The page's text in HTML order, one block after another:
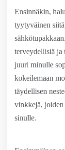
Ensinnäkin,
tyytyväinen
terveydellisiä ja
juuri minulle
kokeilemaan
täydellisen
vinkkejä, joiden
sinulle.